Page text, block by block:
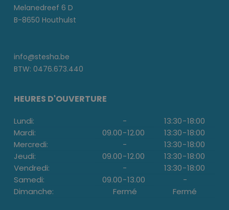
Melanedreef 6 D
B-8650 Houthulst
info@stesha.be
BTW: 0476.673.440
HEURES D'OUVERTURE
Lundi: - 13:30-18:00
Mardi:
09.00-12.00 13:30-18:00
Mercredi:
- 13:30-18:00
Jeudi:
09.00-12.00 13:30-18:00
Vendredi:
- 13:30-18:00
Samedi:
09.00-13.00
-
Dimanche:
Fermé Fermé